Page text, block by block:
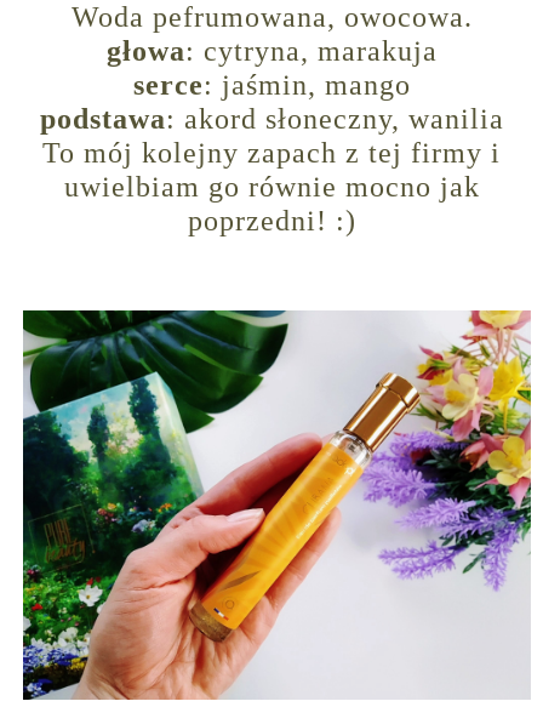
Woda pefrumowana, owocowa.
głowa: cytryna, marakuja
serce: jaśmin, mango
podstawa: akord słoneczny, wanilia
To mój kolejny zapach z tej firmy i
uwielbiam go równie mocno jak
poprzedni! :)